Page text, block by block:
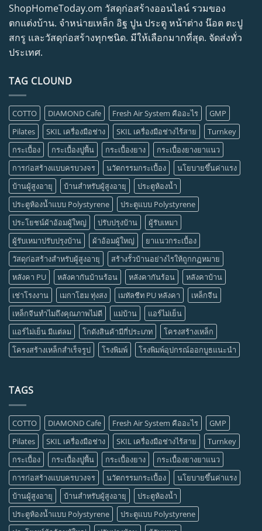
ShopHomeToday.om วัสดุก่อสร้างออนไลน์ รวมของ
ตกแต่งบ้าน. จำหน่ายเหล็ก อิฐ ปูน ประตู หน้าต่าง น๊อต ตะปู
สกรู และวัสดุก่อสร้างทุกชนิด. มีให้เลือกมากที่สุด. จัดส่งทั่ว
ประเทศ.
TAG CLOUND
COTTO DIAMOND Cafe Fresh Air System คืออะไร
GMP
Pilates
SKIL เครื่องมือช่าง SKIL เครื่องมือช่างไร้สาย
Turnkey
กระเบื้อง
กระเบื้องปูพื้น กระเบื้องยาง
กระเบื้องยางยาแนว
การก่อสร้างแบบครบวงจร
นวัตกรรมกระเบื้อง
นโยบายขึ้นค่าแรง
บ้านผู้สูงอายุ
บ้านสำหรับผู้สูงอายุ
ประตูห้องน้ำ
ประตูห้องน้ำแบบ Polystyrene
ประตูแบบ Polystyrene
ประโยชน์ผ้าอ้อมผู้ใหญ่
ปรับปรุงบ้าน
ผู้รับเหมา
ผู้รับเหมาปรับปรุงบ้าน
ผ้าอ้อมผู้ใหญ่
ยาแนวกระเบื้อง
วัสดุก่อสร้างสำหรับผู้สูงอายุ
สร้างรั้วบ้านอย่างไรให้ถูกกฏหมาย
หลังคา PU
หลังคากันบ้านร้อน หลังคากันร้อน
หลังคาบ้าน
เช่าโรงงาน
เมกาโฮม ทุ่งสง เมทัลชีท PU หลังคา
เหล็กจีน
เหล็กจีนทำไมถึงคุณภาพไม่ดี
แม่บ้าน
แอร์ไม่เย็น
แอร์ไม่เย็น มีแต่ลม
โกดังสินค้ามีกี่ประเภท
โครงสร้างเหล็ก
โครงสร้างเหล็กสำเร็จรูป
โรงพิมพ์ โรงพิมพ์อุปกรณ์ออกบูธแนะนำ
TAGS
COTTO DIAMOND Cafe Fresh Air System คืออะไร
GMP
Pilates
SKIL เครื่องมือช่าง SKIL เครื่องมือช่างไร้สาย
Turnkey
กระเบื้อง
กระเบื้องปูพื้น กระเบื้องยาง
กระเบื้องยางยาแนว
การก่อสร้างแบบครบวงจร
นวัตกรรมกระเบื้อง
นโยบายขึ้นค่าแรง
บ้านผู้สูงอายุ
บ้านสำหรับผู้สูงอายุ
ประตูห้องน้ำ
ประตูห้องน้ำแบบ Polystyrene
ประตูแบบ Polystyrene